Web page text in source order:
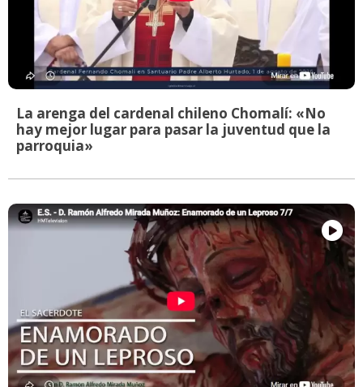
La arenga del cardenal chileno Chomalí: «No
hay mejor lugar para pasar la juventud que la
parroquia»